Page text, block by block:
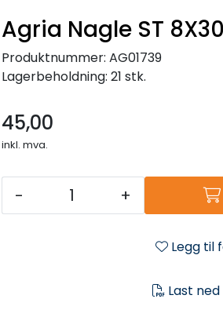
Agria Nagle ST 8X30
Produktnummer: AG01739
Lagerbeholdning: 21 stk.
45,00
inkl. mva.
- +
Legg til
Last